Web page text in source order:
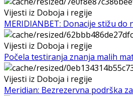
Vijesti iz Doboja i regije
MERIDIANBET: Donacije stižu
Vijesti iz Doboja i regije
Počela testiranja znanja malih
Vijesti iz Doboja i regije
Meridian: Bezrezervna podrška